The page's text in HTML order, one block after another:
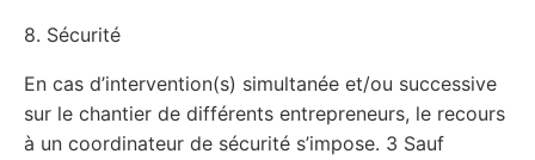
8. Sécurité
En cas d’intervention(s) simultanée et/ou successive
sur le chantier de différents entrepreneurs, le recours
à un coordinateur de sécurité s’impose. 3 Sauf